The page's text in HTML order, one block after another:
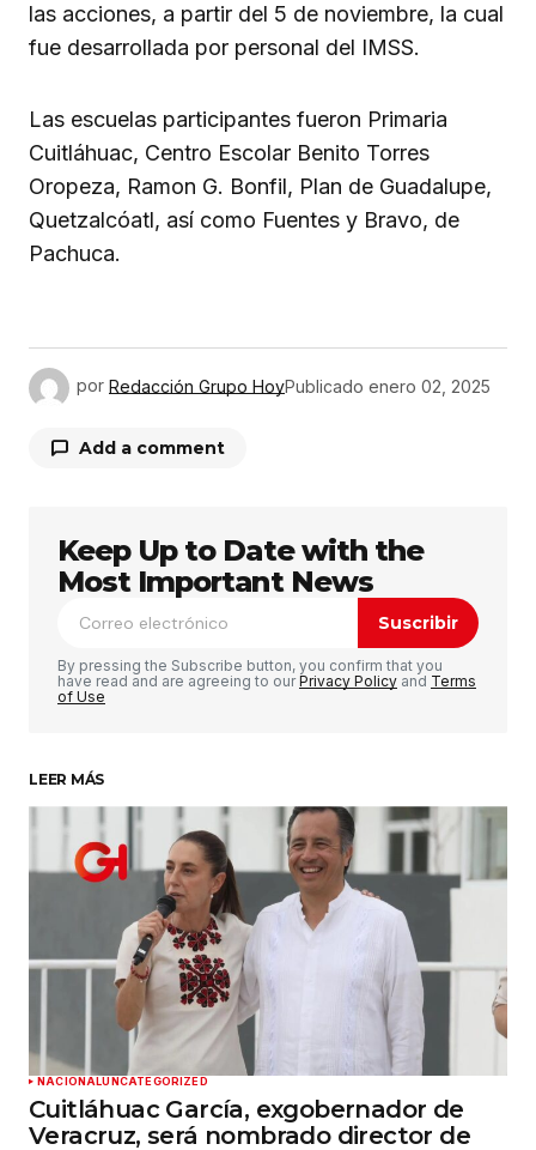
las acciones, a partir del 5 de noviembre, la cual
fue desarrollada por personal del IMSS.
Las escuelas participantes fueron Primaria
Cuitláhuac, Centro Escolar Benito Torres
Oropeza, Ramon G. Bonfil, Plan de Guadalupe,
Quetzalcóatl, así como Fuentes y Bravo, de
Pachuca.
por Redacción Grupo HoyPublicado enero 02, 2025
Add a comment
Tu dirección de correo electrónico no será
publicada. Los campos obligatorios están
marcados con *
Comentario *
Su nombre*
Tu correo electrónico
Guardar mi nombre, correo electrónico y sitio
web en este navegador para la próxima vez que
haga un comentario.
Enviar comentario
Keep Up to Date with the
Most Important News
Suscribir
By pressing the Subscribe button, you confirm that you
have read and are agreeing to ourPrivacy Policy and Terms
of Use
LEER MÁS
NACIONALUNCATEGORIZED
Cuitláhuac García, exgobernador de
Veracruz, será nombrado director de